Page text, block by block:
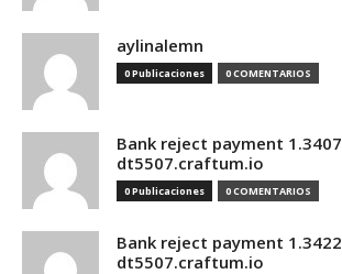
aylinalemn
0 Publicaciones 0 COMENTARIOS
Bank reject payment
dt5507.craftum.io
0 Publicaciones 0 COMENTARIOS
Bank reject payment
dt5507.craftum.io